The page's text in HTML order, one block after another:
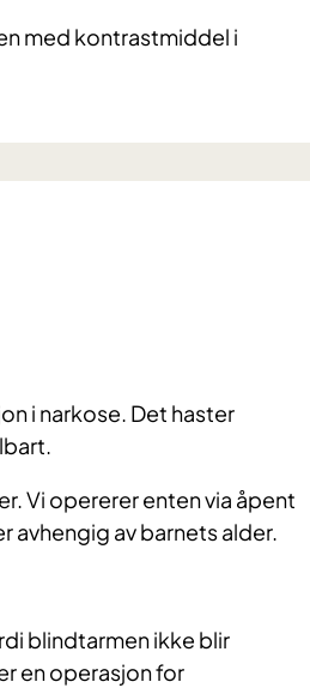
med kontrastmiddel i
i narkose. Det haster
Vi opererer enten via åpent
avhengig av barnets alder.
blindtarmen ikke blir
en operasjon for